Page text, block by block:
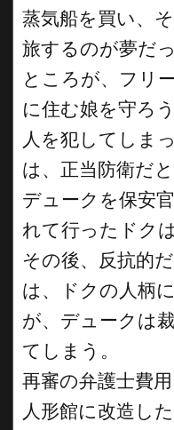
蒸気船を買い、
旅するのが夢だっ
ところが、フリ
に住む娘を守ろ
人を犯してしま
は、正当防衛だと
デュークを保安
れて行ったドク
その後、反抗的
は、ドクの人柄
が、デュークは
てしまう。
再審の弁護士費
人形館に改造し